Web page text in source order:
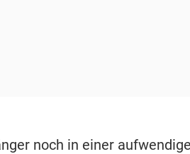
noch in einer